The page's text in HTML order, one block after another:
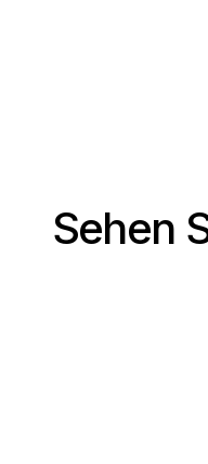
Sehen